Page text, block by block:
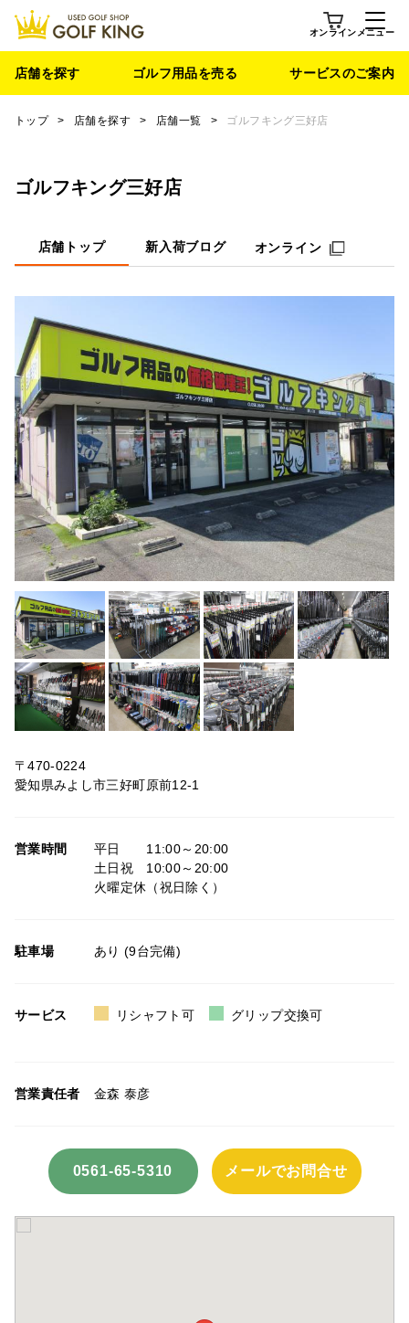
オンライン メニュー
店舗を探す ゴルフ用品を売る サービスのご案内
トップ > 店舗を探す > 店舗一覧 > ゴルフキング三好店
ゴルフキング三好店
店舗トップ 新入荷ブログ オンライン
〒470-0224
愛知県みよし市三好町原前12-1
営業時間
平日 11:00～20:00
土日祝 10:00～20:00
火曜定休（祝日除く）
駐車場 あり (9台完備)
サービス リシャフト可 グリップ交換可
営業責任者 金森 泰彦
0561-65-5310 メールでお問合せ